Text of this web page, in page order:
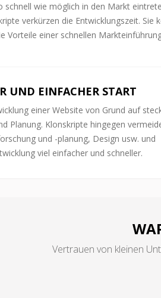
schnell wie möglich in den Markt
verkürzen die Entwicklungszeit. Sie
Vorteile einer schnellen
UND EINFACHER START
einer Website von Grund auf
Planung. Klonskripte hingegen
und -planung, Design usw. und
viel einfacher und schneller.
Vertrauen von kleinen